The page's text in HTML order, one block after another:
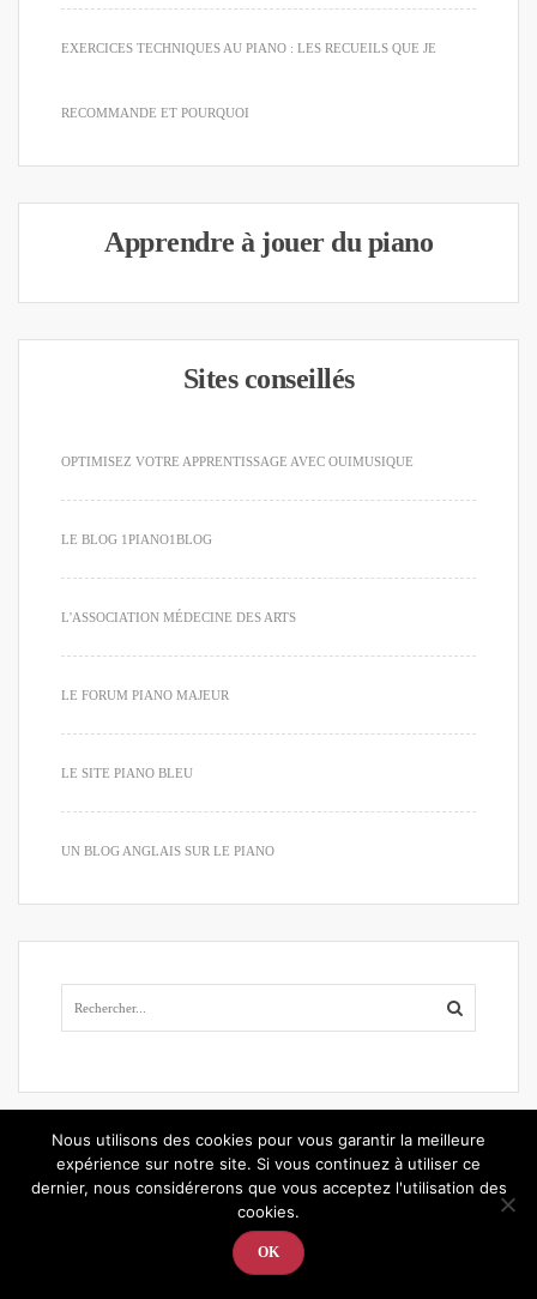
EXERCICES TECHNIQUES AU PIANO : LES RECUEILS QUE JE
RECOMMANDE ET POURQUOI
Apprendre à jouer du piano
Sites conseillés
OPTIMISEZ VOTRE APPRENTISSAGE AVEC OUIMUSIQUE
LE BLOG 1PIANO1BLOG
L'ASSOCIATION MÉDECINE DES ARTS
LE FORUM PIANO MAJEUR
LE SITE PIANO BLEU
UN BLOG ANGLAIS SUR LE PIANO
Articles récents
LES EXERCICES TECHNIQUES POUR SE PRÉPARER AUX ALÉAS DE
Nous utilisons des cookies pour vous garantir la meilleure
expérience sur notre site. Si vous continuez à utiliser ce
dernier, nous considérerons que vous acceptez l'utilisation des
cookies.
OK